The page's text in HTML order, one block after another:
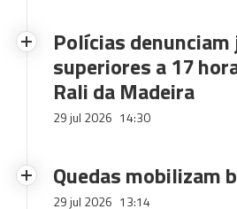
Polícias
superiores a 17
Rali da Madeira
29 jul 2026 14:30
Quedas mobilizam
29 jul 2026 13:14